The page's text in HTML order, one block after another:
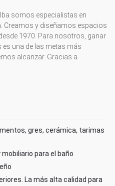
somos especialistas en
Creamos y diseñamos espacios
1970. Para nosotros, ganar
es una de las metas más
alcanzar. Gracias a
gres, cerámica, tarimas
para el baño
La más alta calidad para